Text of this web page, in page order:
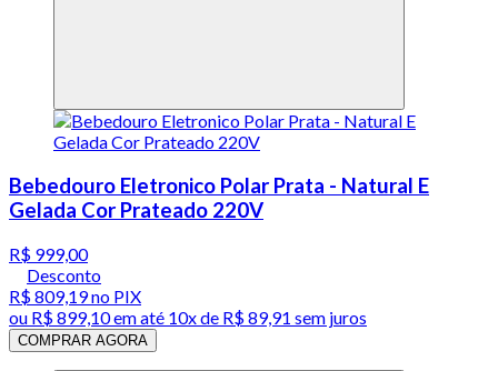
Bebedouro Eletronico Polar Prata - Natural E
Gelada Cor Prateado 220V
R$ 999,00
Desconto
R$ 809,19no PIX
ou R$ 899,10em até 10x de R$ 89,91 sem juros
COMPRAR AGORA